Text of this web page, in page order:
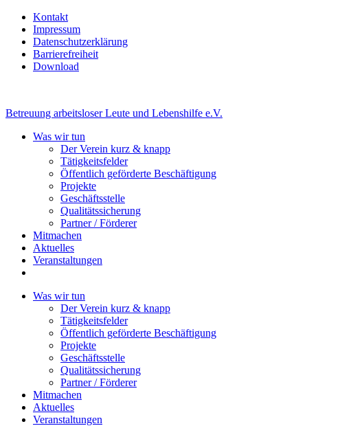
Kontakt
Impressum
Datenschutzerklärung
Barrierefreiheit
Download
Betreuung arbeitsloser Leute und Lebenshilfe e.V.
Was wir tun
Der Verein kurz & knapp
Tätigkeitsfelder
Öffentlich geförderte Beschäftigung
Projekte
Geschäftsstelle
Qualitätssicherung
Partner / Förderer
Mitmachen
Aktuelles
Veranstaltungen
Was wir tun
Der Verein kurz & knapp
Tätigkeitsfelder
Öffentlich geförderte Beschäftigung
Projekte
Geschäftsstelle
Qualitätssicherung
Partner / Förderer
Mitmachen
Aktuelles
Veranstaltungen